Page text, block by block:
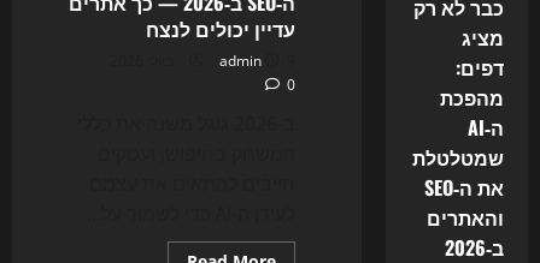
עדיין יכולים לנצח
admin
0
כבר לא רק
מציג
דפים:
מהפכת
ה‑AI
שמטלטלת
את ה‑SEO
והאתרים
ב‑2026